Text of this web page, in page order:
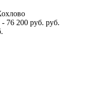
76 200 руб. руб.